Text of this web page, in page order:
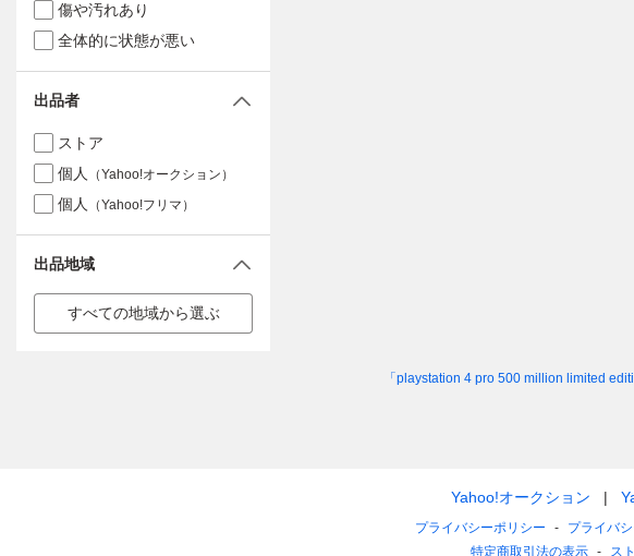
傷や汚れあり
全体的に状態が悪い
出品者
ストア
個人
（Yahoo!オークション）
個人 （Yahoo!フリマ）
出品地域
すべての地域から選ぶ
「playstation 4 pro 500 million limited
Yahoo!オークション
プライバシーポリシー プライバ
特定商取引法の表示
ス